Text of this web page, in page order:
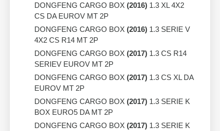
DONGFENG CARGO BOX (2016) 1.3 XL 4X2
CS DA EUROV MT 2P
DONGFENG CARGO BOX (2016) 1.3 SERIE V
4X2 CS R14 MT 2P
DONGFENG CARGO BOX (2017) 1.3 CS R14
SERIEV EUROV MT 2P
DONGFENG CARGO BOX (2017) 1.3 CS XL DA
EUROV MT 2P
DONGFENG CARGO BOX (2017) 1.3 SERIE K
BOX EURO5 DA MT 2P
DONGFENG CARGO BOX (2017) 1.3 SERIE K